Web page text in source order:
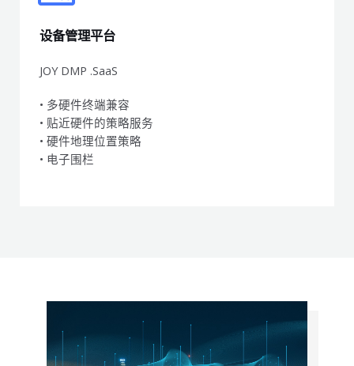
设备管理平台
JOY DMP .SaaS
• 多硬件终端兼容
• 贴近硬件的策略服务
• 硬件地理位置策略
• 电子围栏